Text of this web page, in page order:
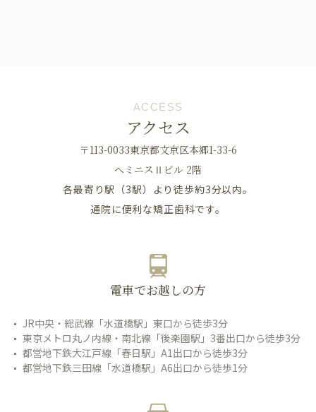
ACCESS
アクセス
〒113-0033東京都文京区本郷1-33-6
へミニスⅡビル 2階
各最寄り駅（3駅）より徒歩約3分以内。
通院に便利な矯正歯科です。
電車でお越しの方
JR中央・総武線「水道橋駅」東口から徒歩3分
東京メトロ丸ノ内線・南北線「後楽園駅」3番出口から徒歩3分
都営地下鉄大江戸線「春日駅」A1出口から徒歩3分
都営地下鉄三田線「水道橋駅」A6出口から徒歩1分